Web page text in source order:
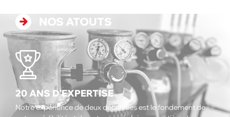
NOS ATOUTS
20 ANS D’EXPERTISE
Notre expérience de deux décennies est le fondement de